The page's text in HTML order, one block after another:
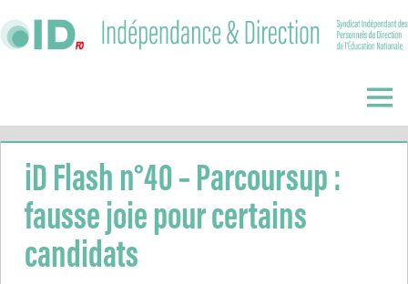
to
Direction
Menu
iD Flash n°40 – Parcoursup :
fausse joie pour certains
candidats